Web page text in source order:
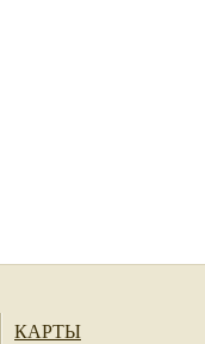
КАРТЫ